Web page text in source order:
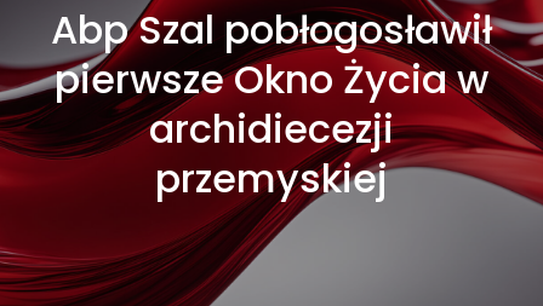
Abp Szal pobłogosławił
pierwsze Okno Życia w
archidiecezji
przemyskiej